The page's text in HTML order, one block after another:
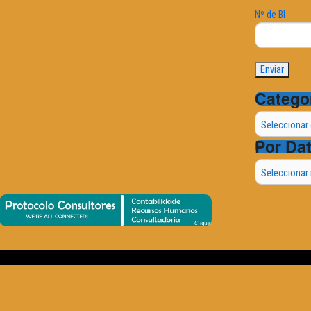
Nº de BI
Categorias
Por
Por
Data